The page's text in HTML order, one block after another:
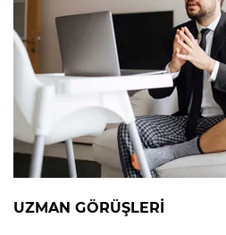
UZMAN GÖRÜŞLERİ